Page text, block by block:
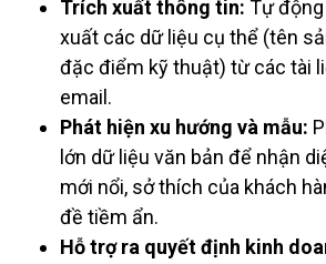
Trích xuất thông tin: Tự
xuất các dữ liệu cụ thể (tên
đặc điểm kỹ thuật) từ các tài
email.
Phát hiện xu hướng và mẫu:
lớn dữ liệu văn bản để nhận
mới nổi, sở thích của khách
đề tiềm ẩn.
Hỗ trợ ra quyết định kinh